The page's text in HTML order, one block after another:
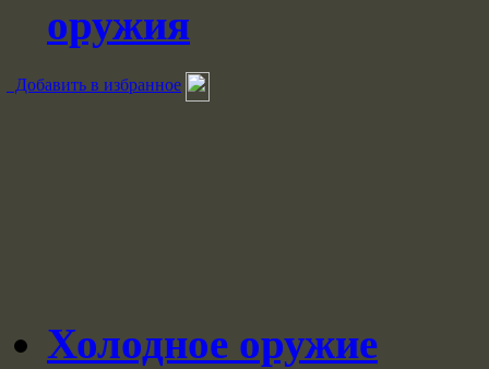
оружия
Добавить в избранное
Холодное оружие